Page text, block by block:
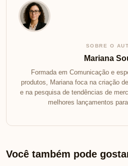
SOBRE O
Mariana
Formada em Comunicação e
produtos, Mariana foca na criação
e na pesquisa de tendências de
melhores lançamentos
Você também pode